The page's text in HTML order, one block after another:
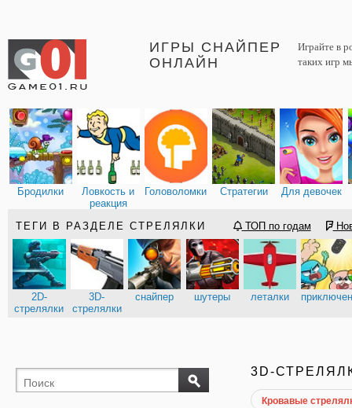
ИГРЫ СНАЙПЕР
ОНЛАЙН
Играйте в
таких игр
Бродилки
Ловкость и
реакция
Головоломки Стратегии Для девочек
ТЕГИ В РАЗДЕЛЕ СТРЕЛЯЛКИ ТОП по годам
2D-
стрелялки
3D-
стрелялки
снайпер шутеры леталки
3D-
Кровавые